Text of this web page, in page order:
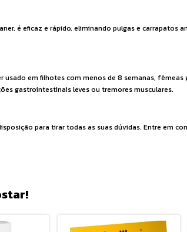
é eficaz e rápido, eliminando pulgas e carrapatos
usado em filhotes com menos de 8 semanas,
gastrointestinais leves ou tremores musculares.
para tirar todas as suas dúvidas. Entre em